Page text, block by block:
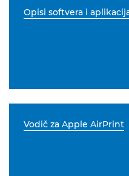
Opisi softvera i
Vodič za Apple AirPrint